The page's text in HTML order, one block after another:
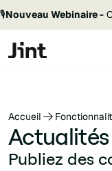
🎙️Nouveau Webinaire -
Accueil
Actualités
Publiez des